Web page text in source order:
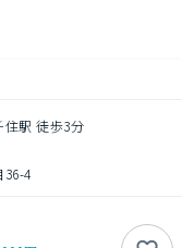
駅 徒歩3分
36-4